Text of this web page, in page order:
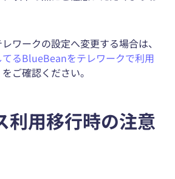
ワークの設定へ変更する場合は、
るBlueBeanをテレワークで利用
をご確認ください。
利用移行時の注意